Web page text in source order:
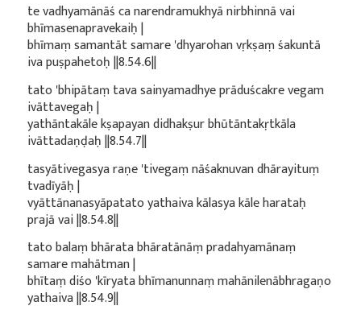
te vadhyamānāś ca narendramukhyā nirbhinnā vai
bhīmasenapravekaiḥ |
bhīmaṃ samantāt samare 'dhyarohan vṛkṣaṃ śakuntā
iva puṣpahetoḥ ||8.54.6||
tato 'bhipātaṃ tava sainyamadhye prāduścakre vegam
ivāttavegaḥ |
yathāntakāle kṣapayan didhakṣur bhūtāntakṛtkāla
ivāttadaṇḍaḥ ||8.54.7||
tasyātivegasya raṇe 'tivegaṃ nāśaknuvan dhārayituṃ
tvadīyāḥ |
vyāttānanasyāpatato yathaiva kālasya kāle harataḥ
prajā vai ||8.54.8||
tato balaṃ bhārata bhāratānāṃ pradahyamānaṃ
samare mahātman |
bhītaṃ diśo 'kīryata bhīmanunnaṃ mahānilenābhragaṇo
yathaiva ||8.54.9||